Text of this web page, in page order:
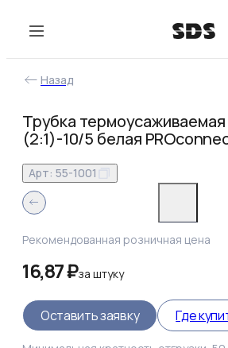
Назад
Трубка
(2:1)-10/5 белая
Арт: 55-1001
Рекомендованная розничная цена
16,87 ₽за штуку
Оставить заявку Где